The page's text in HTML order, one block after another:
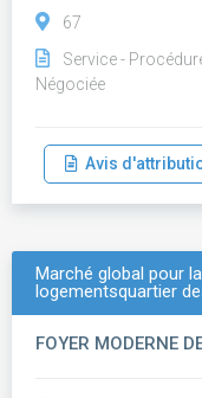
67
Service -
Négociée
Avis
Marché global pour
logementsquartier
FOYER MODERNE